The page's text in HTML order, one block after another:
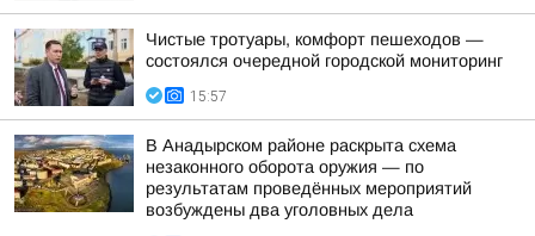
Чистые тротуары, комфорт пешеходов —
состоялся очередной городской мониторинг
15:57
В Анадырском районе раскрыта схема
незаконного оборота оружия — по
результатам проведённых мероприятий
возбуждены два уголовных дела